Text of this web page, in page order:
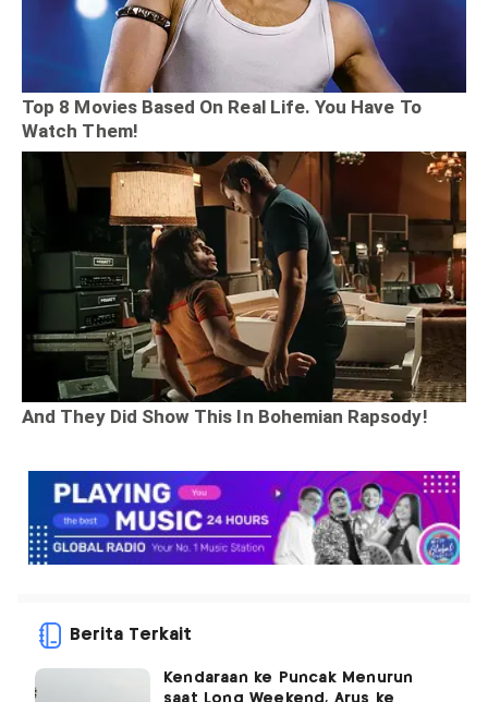
Berita Terkait
Kendaraan ke Puncak Menurun
saat Long Weekend, Arus ke